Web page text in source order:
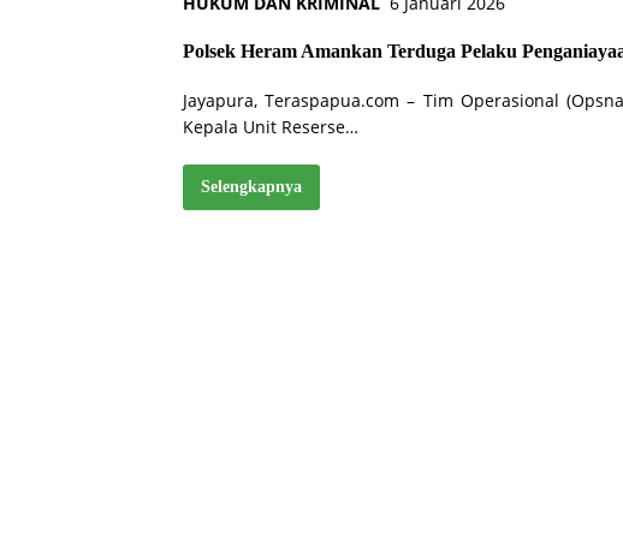
Polsek Heram Amankan Terduga Pelaku
Jayapura, Teraspapua.com – Tim Operasional
Kepala Unit Reserse…
Selengkapnya